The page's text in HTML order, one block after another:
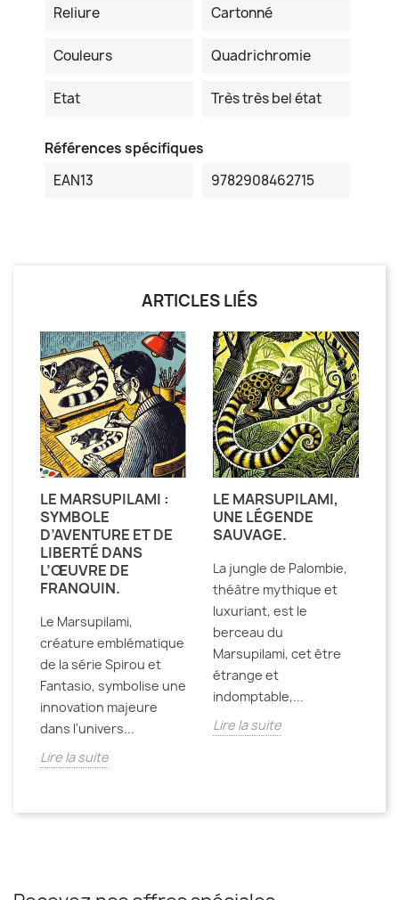
Reliure Cartonné
Couleurs Quadrichromie
Etat Très très bel état
Références spécifiques
EAN13
9782908462715
ARTICLES LIÉS
LE MARSUPILAMI :
SYMBOLE
D’AVENTURE ET DE
LIBERTÉ DANS
L’ŒUVRE DE
FRANQUIN.
Le Marsupilami,
créature emblématique
de la série Spirou et
Fantasio, symbolise une
innovation majeure
dans l'univers...
Lire la suite
LE MARSUPILAMI,
UNE LÉGENDE
SAUVAGE.
La jungle de Palombie,
théâtre mythique et
luxuriant, est le
berceau du
Marsupilami, cet être
étrange et
indomptable,...
Lire la suite